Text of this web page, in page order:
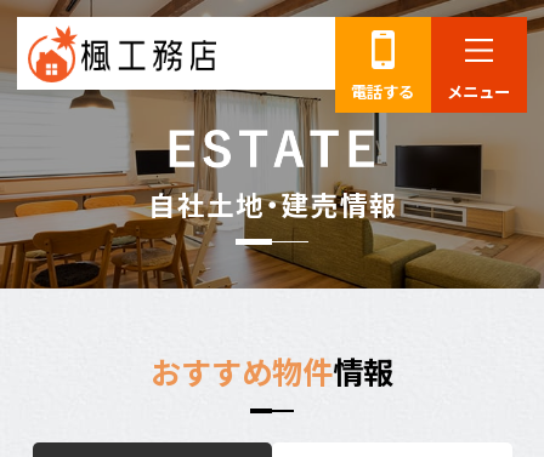
電話する メニュー
自社土地・建売情報
おすすめ物件情報